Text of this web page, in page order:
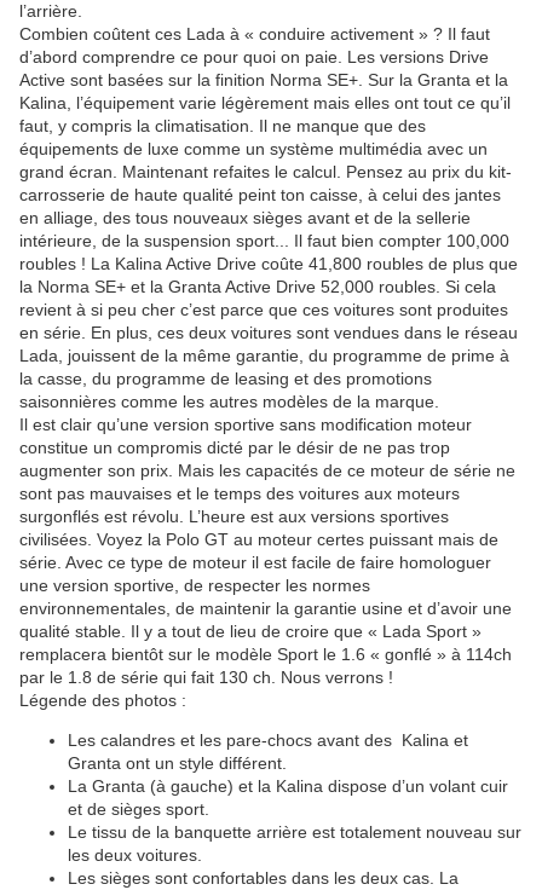
l’arrière.
Combien coûtent ces Lada à « conduire activement » ? Il faut
d’abord comprendre ce pour quoi on paie. Les versions Drive
Active sont basées sur la finition Norma SE+. Sur la Granta et la
Kalina, l’équipement varie légèrement mais elles ont tout ce qu’il
faut, y compris la climatisation. Il ne manque que des
équipements de luxe comme un système multimédia avec un
grand écran. Maintenant refaites le calcul. Pensez au prix du kit-
carrosserie de haute qualité peint ton caisse, à celui des jantes
en alliage, des tous nouveaux sièges avant et de la sellerie
intérieure, de la suspension sport... Il faut bien compter 100,000
roubles ! La Kalina Active Drive coûte 41,800 roubles de plus que
la Norma SE+ et la Granta Active Drive 52,000 roubles. Si cela
revient à si peu cher c’est parce que ces voitures sont produites
en série. En plus, ces deux voitures sont vendues dans le réseau
Lada, jouissent de la même garantie, du programme de prime à
la casse, du programme de leasing et des promotions
saisonnières comme les autres modèles de la marque.
Il est clair qu’une version sportive sans modification moteur
constitue un compromis dicté par le désir de ne pas trop
augmenter son prix. Mais les capacités de ce moteur de série ne
sont pas mauvaises et le temps des voitures aux moteurs
surgonflés est révolu. L’heure est aux versions sportives
civilisées. Voyez la Polo GT au moteur certes puissant mais de
série. Avec ce type de moteur il est facile de faire homologuer
une version sportive, de respecter les normes
environnementales, de maintenir la garantie usine et d’avoir une
qualité stable. Il y a tout de lieu de croire que « Lada Sport »
remplacera bientôt sur le modèle Sport le 1.6 « gonflé » à 114ch
par le 1.8 de série qui fait 130 ch. Nous verrons !
Légende des photos :
Les calandres et les pare-chocs avant des Kalina et
Granta ont un style différent.
La Granta (à gauche) et la Kalina dispose d’un volant cuir
et de sièges sport.
Le tissu de la banquette arrière est totalement nouveau sur
les deux voitures.
Les sièges sont confortables dans les deux cas. La